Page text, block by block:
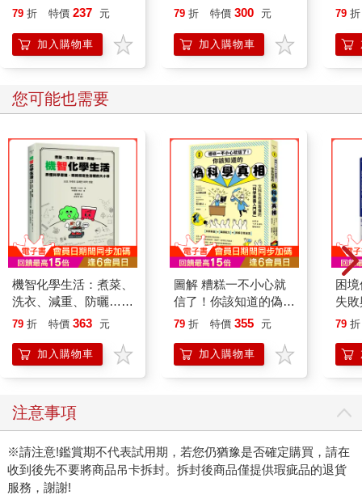
行動」打開大腦的行動
「行動派」的37個科
學方法
79 折 特價 237 元
加入購物車
79 折 特價 300 元
加入購物車
79 折
您可能也需要
機智化學生活：煮菜、
洗衣、減重、防曬……
弄懂科學原理，輕鬆搞
79 折 特價 363 元
加入購物車
圖解 糟糕一不小心就
信了！你該知道的偽科
學真相
79 折 特價 355 元
加入購物車
困
失
教
79 折
注意事項
※請注意!鑑賞期不代表試用期，若您仍猶豫是否確定購買，請在
收到後先不要將商品吊卡拆封。拆封後商品僅提供瑕疵品的退貨
服務，謝謝!